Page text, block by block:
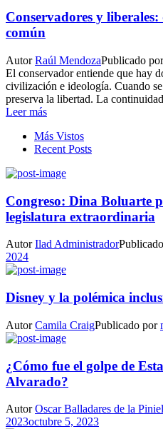
Conservadores y
común
AutorRaúl MendozaPublicado
El conservador entiende que hay
civilización e ideología. Cuando
preserva la libertad. La
Leer más
Más Vistos
Recent Posts
Congreso: Dina Boluarte
legislatura extraordinaria
AutorIlad Administrador
2024
Disney y la polémica
AutorCamila CraigPublicado por
¿Cómo fue el golpe de
Alvarado?
AutorOscar Balladares de la
2023octubre 5, 2023